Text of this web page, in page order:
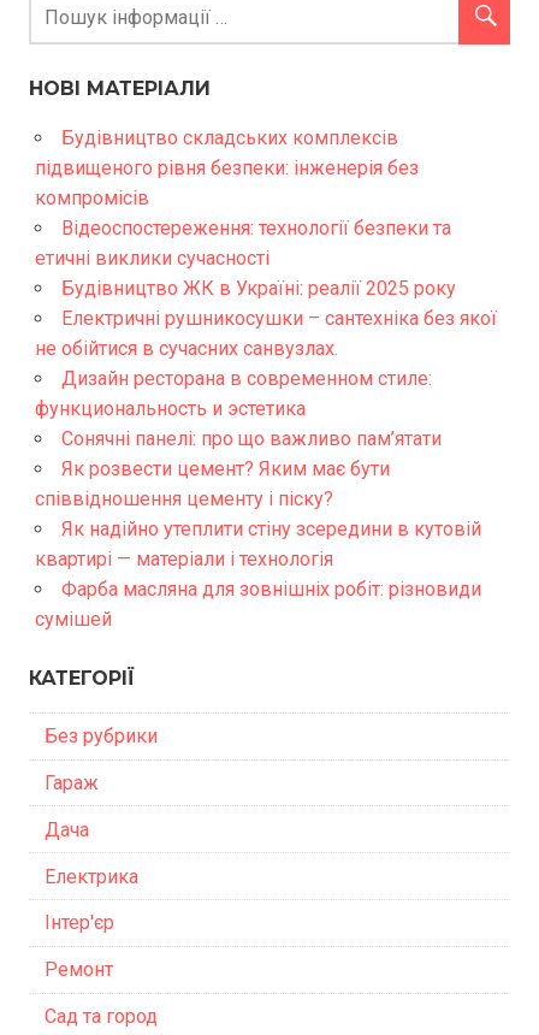
НОВІ МАТЕРІАЛИ
Будівництво складських комплексів
підвищеного рівня безпеки: інженерія без
компромісів
Відеоспостереження: технології безпеки та
етичні виклики сучасності
Будівництво ЖК в Україні: реалії 2025 року
Електричні рушникосушки – сантехніка без якої
не обійтися в сучасних санвузлах.
Дизайн ресторана в современном стиле:
функциональность и эстетика
Сонячні панелі: про що важливо пам’ятати
Як розвести цемент? Яким має бути
співвідношення цементу і піску?
Як надійно утеплити стіну зсередини в кутовій
квартирі — матеріали і технологія
Фарба масляна для зовнішніх робіт: різновиди
сумішей
КАТЕГОРІЇ
Без рубрики
Гараж
Дача
Електрика
Інтер'єр
Ремонт
Сад та город